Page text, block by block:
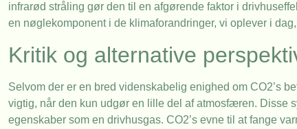
infrarød stråling gør den til en afgørende faktor i
en nøglekomponent i de klimaforandringer, vi oplever i
Kritik og alternative
Selvom der er en bred videnskabelig enighed om CO2’s
vigtig, når den kun udgør en lille del af atmosfæren. Disse
egenskaber som en drivhusgas. CO2’s evne til at fange